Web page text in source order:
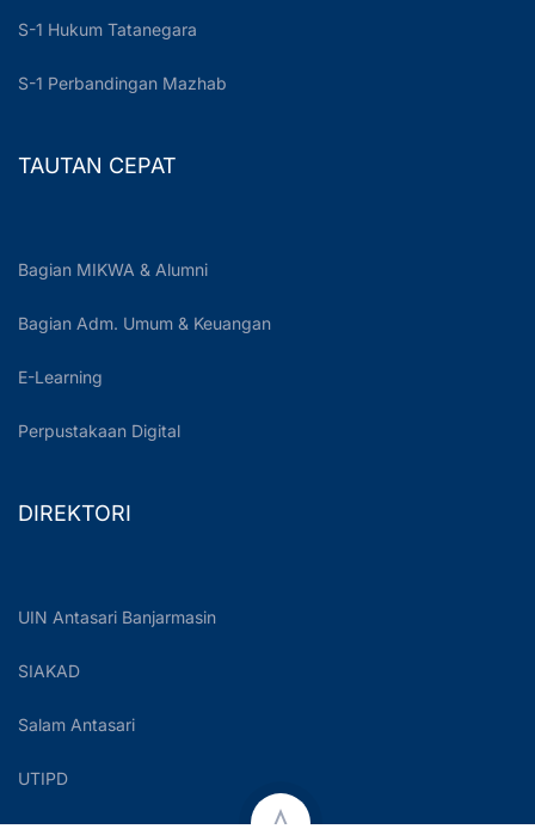
S-1 Hukum Tatanegara
S-1 Perbandingan Mazhab
TAUTAN CEPAT
Bagian MIKWA & Alumni
Bagian Adm. Umum & Keuangan
E-Learning
Perpustakaan Digital
DIREKTORI
UIN Antasari Banjarmasin
SIAKAD
Salam Antasari
UTIPD